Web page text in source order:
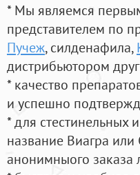
* Мы являемся
представителем по
Пучеж, силденафила,
дистрибьютором
* качество
и успешно
* для стестинельных
название Виагра или
анонимныого заказа